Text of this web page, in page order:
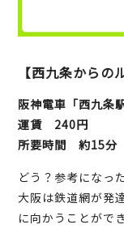
【西九条からの
阪神電車「西九条
運賃 240円
所要時間 約15分
どう？参考になっ
大阪は鉄道網が発
に向かうことがで